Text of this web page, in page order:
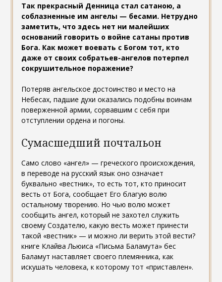
Так прекрасный Денница стал сатаною, а
соблазненные им ангелы — бесами. Нетрудно
заметить, что здесь нет ни малейших
оснований говорить о войне сатаны против
Бога. Как может воевать с Богом тот, кто
даже от своих собратьев-ангелов потерпел
сокрушительное поражение?
Потеряв ангельское достоинство и место на
Небесах, падшие духи оказались подобны воинам
поверженной армии, сорвавшим с себя при
отступлении ордена и погоны.
Сумасшедший почтальон
Само слово «ангел» — греческого происхождения,
в переводе на русский язык оно означает
буквально «вестник», то есть тот, кто приносит
весть от Бога, сообщает Его благую волю
остальному творению. Но чью волю может
сообщить ангел, который не захотел служить
своему Создателю, какую весть может принести
такой «вестник» — и можно ли верить этой вести?
книге Клайва Льюиса «Письма Баламута» бес
Баламут наставляет своего племянника, как
искушать человека, к которому тот «приставлен».